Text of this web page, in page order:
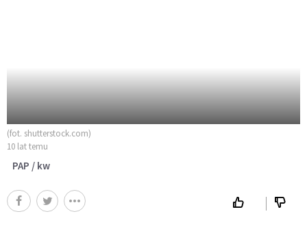
(fot. shutterstock.com)
10 lat temu
PAP / kw